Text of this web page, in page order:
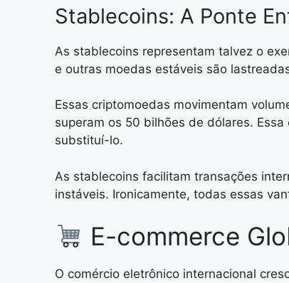
Stablecoins: A Ponte
As stablecoins representam talvez o
e outras moedas estáveis são
Essas criptomoedas movimentam
superam os 50 bilhões de dólares.
substituí-lo.
As stablecoins facilitam transações
instáveis. Ironicamente, todas essas
E-commerce
O comércio eletrônico internacional